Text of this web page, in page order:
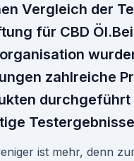
Vergleich der
für CBD
zahlreiche
durchgeführt
ist mehr, denn